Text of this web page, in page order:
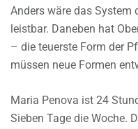
Anders wäre das System
leistbar. Daneben hat
– die teuerste Form der
müssen neue Formen
Maria Penova ist 24
Sieben Tage die Woche.